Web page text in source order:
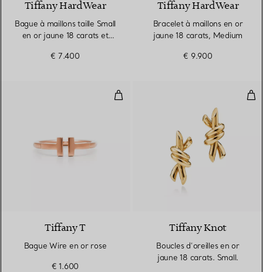
Tiffany HardWear
Bague à maillons taille Small
en or jaune 18 carats et
€ 7.400
Tiffany HardWear
Bracelet à maillons en or
jaune 18 carats, Medium
€ 9.900
Bague Wire en or rose
Tiffany T
Bague Wire en or rose
€ 1.600
Tiffany Knot
Boucles d’oreilles en or
jaune 18 carats. Small.